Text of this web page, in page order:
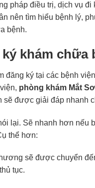
pháp điều trị, dịch vụ
nên tìm hiểu bệnh lý,
bệnh.
khám chữa
đăng ký tại các bệnh
phòng khám Mắt
sẽ được giải đáp nhanh
lại. Sẽ nhanh hơn nếu
thể hơn:
sẽ được chuyển
tục.